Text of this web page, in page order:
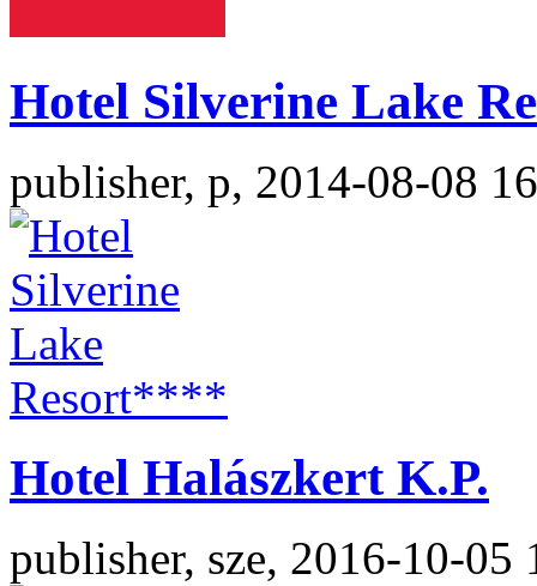
Hotel Silverine Lake
publisher, p, 2014-08-08
Hotel Halászkert K.P.
publisher, sze, 2016-10-05